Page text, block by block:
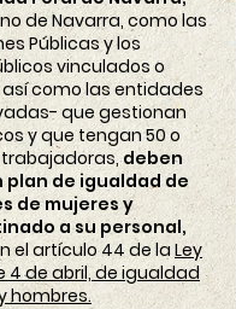
de Navarra, como las
Públicas y los
vinculados o
como las entidades
que gestionan
y que tengan 50 o
deben
plan de igualdad de
de mujeres y
a su personal,
el artículo 44 de la Ley
4 de abril, de igualdad
hombres.